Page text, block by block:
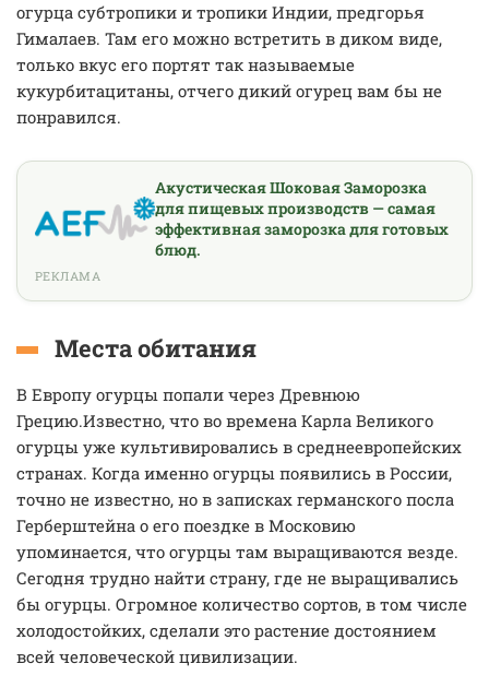
огурца субтропики и тропики Индии, предгорья
Гималаев. Там его можно встретить в диком виде,
только вкус его портят так называемые
кукурбитацитаны, отчего дикий огурец вам бы не
понравился.
Акустическая Шоковая Заморозка
для пищевых производств — самая
эффективная заморозка для готовых
блюд.
РЕКЛАМА
Места обитания
В Европу огурцы попали через Древнюю
Грецию.Известно, что во времена Карла Великого
огурцы уже культивировались в среднеевропейских
странах. Когда именно огурцы появились в России,
точно не известно, но в записках германского посла
Герберштейна о его поездке в Московию
упоминается, что огурцы там выращиваются везде.
Сегодня трудно найти страну, где не выращивались
бы огурцы. Огромное количество сортов, в том числе
холодостойких, сделали это растение достоянием
всей человеческой цивилизации.